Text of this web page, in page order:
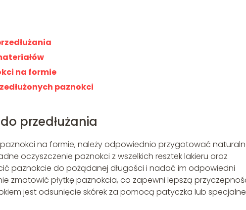
na formie
paznokci
przedłużania
na formie, należy odpowiednio przygotować
oczyszczenie paznokci z wszelkich resztek lakieru oraz
paznokcie do pożądanej długości i nadać im odpowiedni
zmatowić płytkę paznokcia, co zapewni lepszą
jest odsunięcie skórek za pomocą patyczka lub